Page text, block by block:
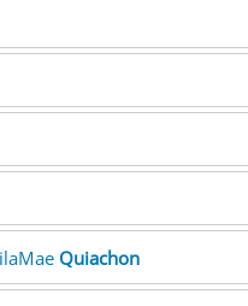
Quiachon